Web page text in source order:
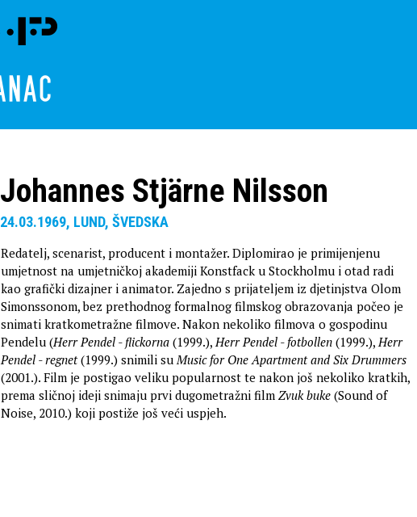
Johannes Stjärne Nilsson
24.03.1969, LUND, ŠVEDSKA
Redatelj, scenarist, producent i montažer. Diplomirao je primijenjenu
umjetnost na umjetničkoj akademiji Konstfack u Stockholmu i otad radi
kao grafički dizajner i animator. Zajedno s prijateljem iz djetinjstva Olom
Simonssonom, bez prethodnog formalnog filmskog obrazovanja počeo je
snimati kratkometražne filmove. Nakon nekoliko filmova o gospodinu
Pendelu (Herr Pendel - flickorna (1999.),Herr Pendel - fotbollen (1999.),Herr
Pendel - regnet(1999.) snimili suMusic for One Apartment and Six Drummers
(2001.). Film je postigao veliku popularnost te nakon još nekoliko kratkih,
prema sličnoj ideji snimaju prvi dugometražni film Zvuk buke (Sound of
Noise, 2010.) koji postiže još veći uspjeh.